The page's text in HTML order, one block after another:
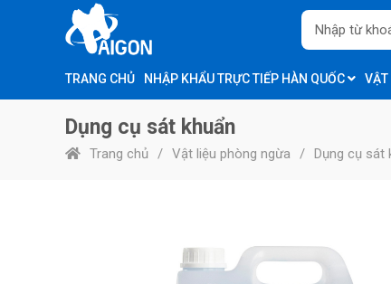
TRANG CHỦ NHẬP KHẨU TRỰC TIẾP HÀN QUỐC VẬT
Dụng cụ sát khuẩn
Trang chủ Vật liệu phòng ngừa Dụng cụ sát